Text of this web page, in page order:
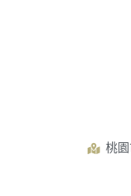
桃